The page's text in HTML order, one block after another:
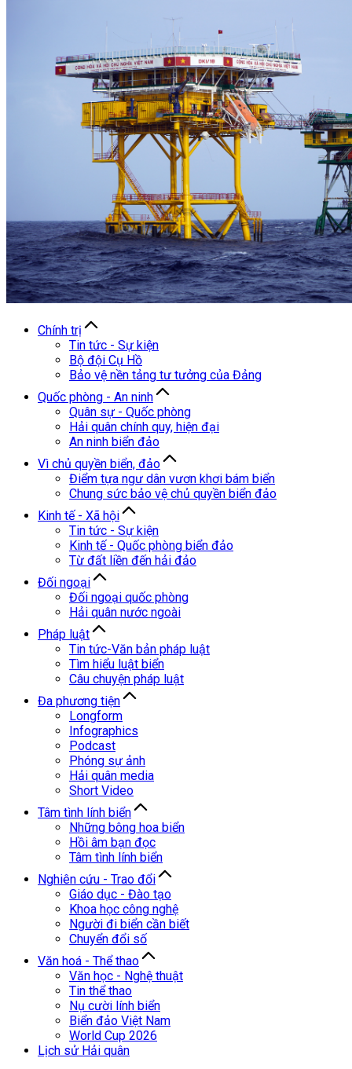
Chính trị
Tin tức - Sự kiện
Bộ đội Cụ Hồ
Bảo vệ nền tảng tư tưởng của Đảng
Quốc phòng - An ninh
Quân sự - Quốc phòng
Hải quân chính quy, hiện đại
An ninh biển đảo
Vì chủ quyền biển, đảo
Điểm tựa ngư dân vươn khơi bám biển
Chung sức bảo vệ chủ quyền biển đảo
Kinh tế - Xã hội
Tin tức - Sự kiện
Kinh tế - Quốc phòng biển đảo
Từ đất liền đến hải đảo
Đối ngoại
Đối ngoại quốc phòng
Hải quân nước ngoài
Pháp luật
Tin tức-Văn bản pháp luật
Tìm hiểu luật biển
Câu chuyện pháp luật
Đa phương tiện
Longform
Infographics
Podcast
Phóng sự ảnh
Hải quân media
Short Video
Tâm tình lính biển
Những bông hoa biển
Hồi âm bạn đọc
Tâm tình lính biển
Nghiên cứu - Trao đổi
Giáo dục - Đào tạo
Khoa học công nghệ
Người đi biển cần biết
Chuyển đổi số
Văn hoá - Thể thao
Văn học - Nghệ thuật
Tin thể thao
Nụ cười lính biển
Biển đảo Việt Nam
World Cup 2026
Lịch sử Hải quân